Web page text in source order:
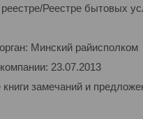
Реестре бытовых
Минский райисполком
23.07.2013
замечаний и